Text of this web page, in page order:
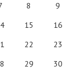
8
9
15
16
22
23
29
30